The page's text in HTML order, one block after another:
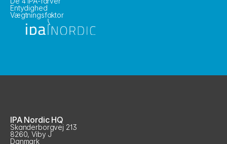
Entydighed
Vægtningsfaktor
IPA Nordic HQ
Skanderborgvej 213
8260, Viby J
Danmark